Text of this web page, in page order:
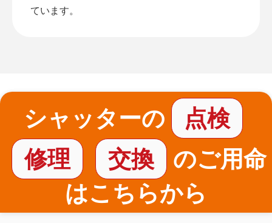
ています。
シャッターの
点検
修理
交換
のご用命
はこちらから